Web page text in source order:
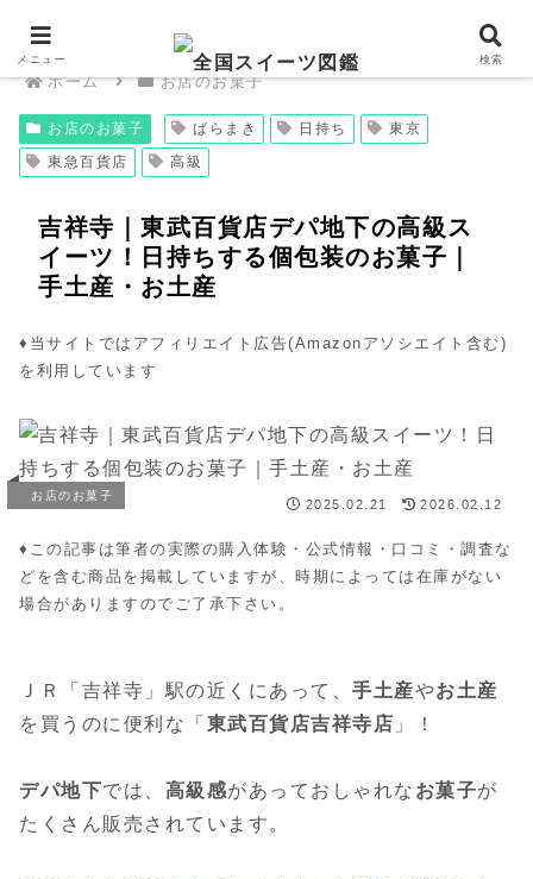
ホーム お店のお菓子
お店のお菓子 ばらまき 日持ち
東京
東急百貨店
高級
吉祥寺｜東武百貨店デパ地下の高級ス
イーツ！日持ちする個包装のお菓子｜
手土産・お土産
♦︎当サイトではアフィリエイト広告(Amazonアソシエイト含む)
を利用しています
お店のお菓子
2025.02.21 2026.02.12
♦︎この記事は筆者の実際の購入体験・公式情報・口コミ・調査な
どを含む商品を掲載していますが、時期によっては在庫がない
場合がありますのでご了承下さい。
ＪＲ「吉祥寺」駅の近くにあって、 手土産やお土産
を買うのに便利な「 東武百貨店吉祥寺 店 」！
デパ地下では、 高級感があっておしゃれな お菓子が
たくさん販売されています。
メニュー 検索